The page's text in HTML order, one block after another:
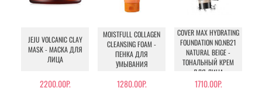
JEJU VOLCANIC CLAY
MASK - МАСКА ДЛЯ
ЛИЦА
2200.00Р.
MOISTFULL COLLAGEN
CLEANSING FOAM -
ПЕНКА ДЛЯ
УМЫВАНИЯ
1280.00Р.
COVER MAX HYDRATING
FOUNDATION NO.NB21
NATURAL BEIGE -
ТОНАЛЬНЫЙ КРЕМ
ДЛЯ ЛИЦА
УВЛАЖНЯЮЩИЙ
1710.00Р.